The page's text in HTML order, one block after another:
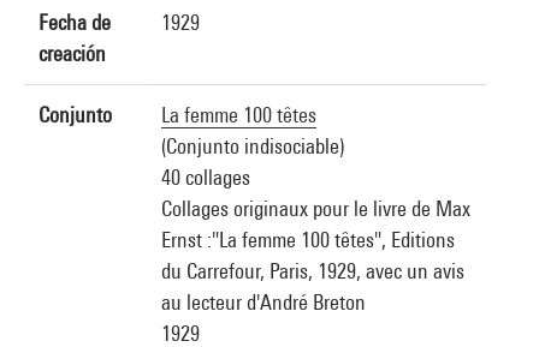
Fecha de
creación
1929
Conjunto
La femme 100 têtes
(Conjunto indisociable)
40 collages
Collages originaux pour le livre de Max
Ernst :"La femme 100 têtes", Editions
du Carrefour, Paris, 1929, avec un avis
au lecteur d'André Breton
1929